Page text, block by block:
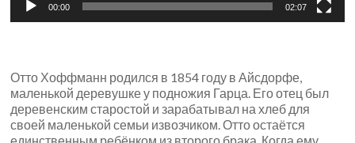
00:00 02:07
Отто Хоффманн родился в 1854 году в Айсдорфе,
маленькой деревушке у подножия Гарца. Его отец был
деревенским старостой и зарабатывал на хлеб для
своей маленькой семьи извозчиком. Отто остаётся
единственным ребёнком из второго брака. Когда ему